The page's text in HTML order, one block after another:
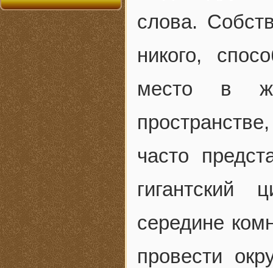
слова.
никого,
место в
часто
гигантский
середине
провести